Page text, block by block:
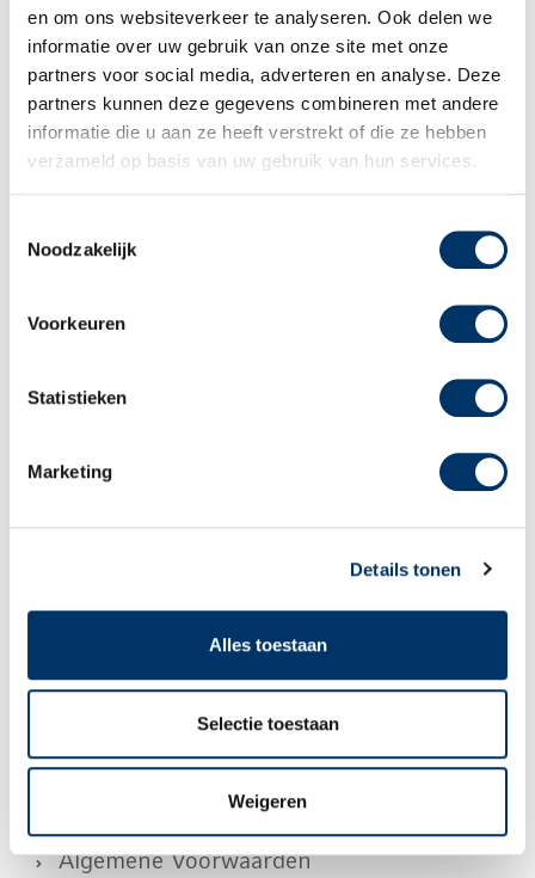
en om ons websiteverkeer te analyseren. Ook delen we
informatie over uw gebruik van onze site met onze
partners voor social media, adverteren en analyse. Deze
partners kunnen deze gegevens combineren met andere
informatie die u aan ze heeft verstrekt of die ze hebben
verzameld op basis van uw gebruik van hun services.
Noodzakelijk
Voorkeuren
Statistieken
Marketing
Details tonen
Alles toestaan
Selectie toestaan
Weigeren
Examenreglement
Downloads Educatie
Sagènn Re-integratie
Keurmerken Re-integratie
Downloads Re-integratie
Algemene Voorwaarden